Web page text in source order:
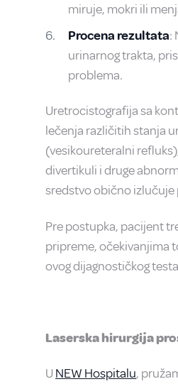
miruje, mokri ili
Procena rezultata:
urinarnog trakta,
problema.
Uretrocistografija sa
lečenja različitih stanja
(vesikoureteralni
divertikuli i druge
sredstvo obično
Pre postupka, pacijent
pripreme, očekivanjima
ovog dijagnostičkog
Laserska hirurgija
U NEW Hospitalu,